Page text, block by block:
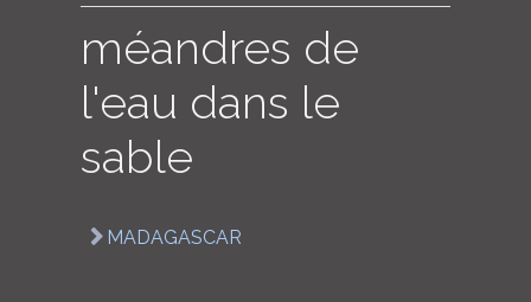
méandres de
l'eau dans le
sable
MADAGASCAR